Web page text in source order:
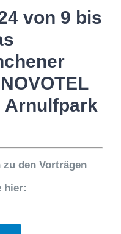
von 9 bis
Arnulfpark
den Vorträgen
hier: